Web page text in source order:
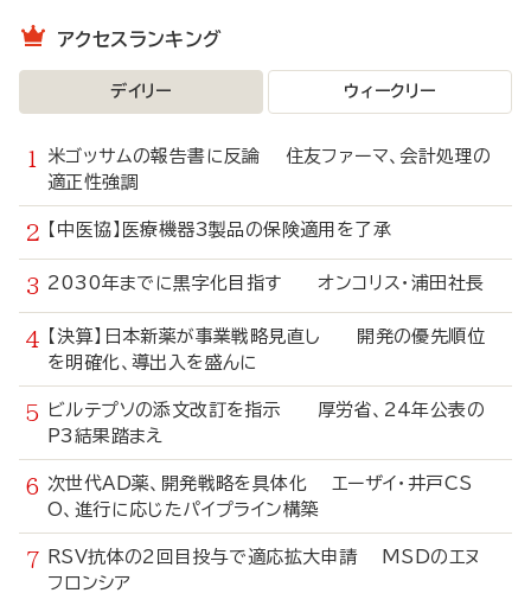
アクセスランキング
デイリー ウィークリー
米ゴッサムの報告書に反論 住友ファーマ、会計処理の
適正性強調
【中医協】医療機器3製品の保険適用を了承
2030年までに黒字化目指す オンコリス・浦田社長
【決算】日本新薬が事業戦略見直し 開発の優先順位
を明確化、導出入を盛んに
ビルテプソの添文改訂を指示 厚労省、24年公表の
P3結果踏まえ
次世代AD薬、開発戦略を具体化 エーザイ・井戸CS
O、進行に応じたパイプライン構築
RSV抗体の2回目投与で適応拡大申請 MSDのエヌ
フロンシア